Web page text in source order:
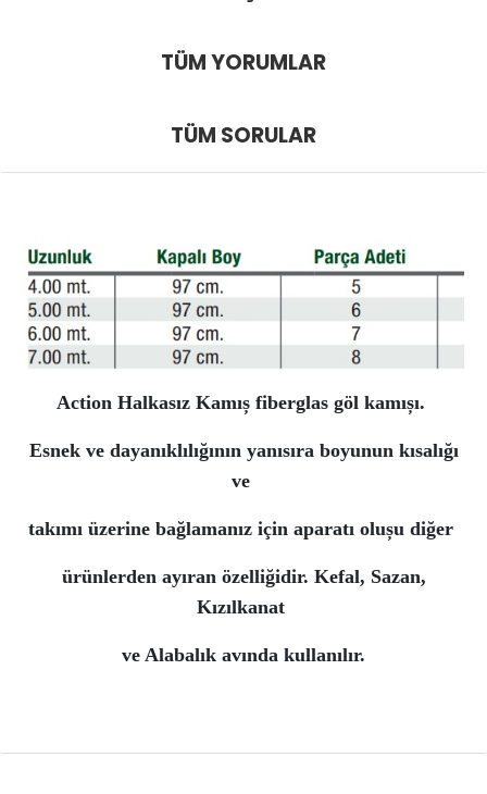
TÜM YORUMLAR
TÜM SORULAR
Action Halkasız Kamıș fiberglas göl kamıșı.
Esnek ve dayanıklılığının yanısıra boyunun kısalığı
ve
takımı üzerine bağlamanız için aparatı olușu diğer
ürünlerden ayıran özelliğidir. Kefal, Sazan,
Kızılkanat
ve Alabalık avında kullanılır.